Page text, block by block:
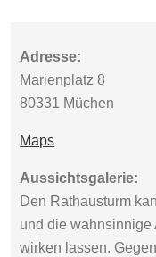
Adresse:
Marienplatz 8
80331 Müchen
Maps
Aussichtsgalerie:
Den Rathausturm
und die wahnsinnige
wirken lassen.